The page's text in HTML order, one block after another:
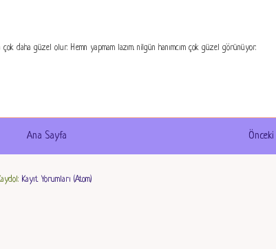
daha güzel olur. Hemn yapmam lazım. nilgün hanımcım çok güzel görünüyor.
Ana Sayfa
Kayıt Yorumları (Atom)